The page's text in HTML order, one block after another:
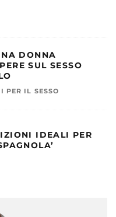
DONNA
SUL SESSO
PER IL SESSO
IDEALI PER